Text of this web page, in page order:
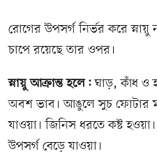
রোগের উপসর্গ নির্ভর করে স্নায়ু
চাপে রয়েছে তার ওপর।
স্নায়ু আক্রান্ত হলে:ঘাড়, কাঁধ ও
অবশ ভাব। আঙুলে সুচ ফোটার
যাওয়া। জিনিস ধরতে কষ্ট
উপসর্গ বেড়ে যাওয়া।